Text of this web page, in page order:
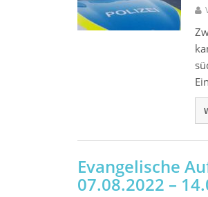
Evangelische
07.08.2022 –